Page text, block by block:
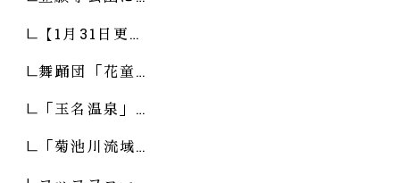
【1月31日更…
舞踊団「花童…
「玉名温泉」…
「菊池川流域…